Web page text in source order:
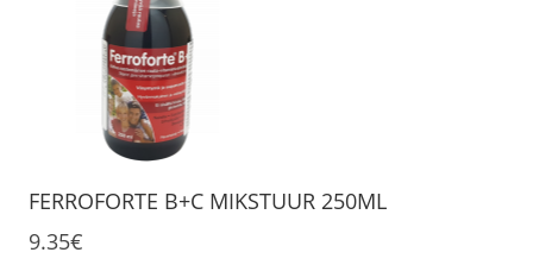
FERROFORTE B+C MIKSTUUR 250ML
9.35€